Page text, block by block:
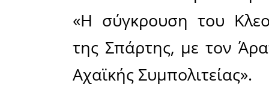
«Ο μύθος